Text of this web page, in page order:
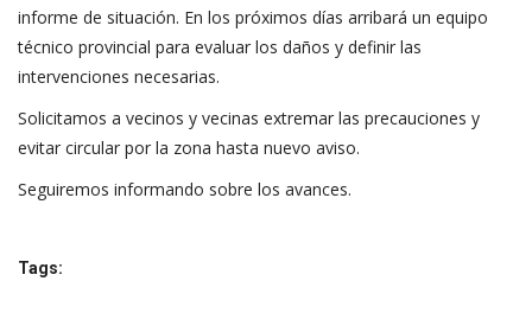
informe de situación. En los próximos días arribará un equipo
técnico provincial para evaluar los daños y definir las
intervenciones necesarias.
Solicitamos a vecinos y vecinas extremar las precauciones y
evitar circular por la zona hasta nuevo aviso.
Seguiremos informando sobre los avances.
Tags: